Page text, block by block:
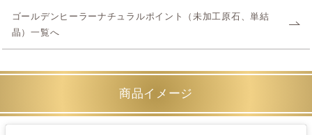
ゴールデンヒーラーナチュラルポイント（未加工原石、単結
晶）一覧へ
商品イメージ